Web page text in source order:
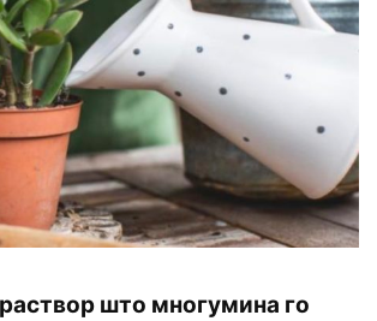
што многумина го